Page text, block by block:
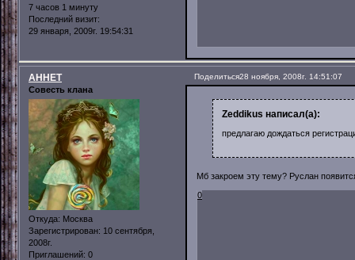
7 часов 1 минуту
Последний визит:
29 января, 2009г. 19:54:31
Поделиться28 ноября, 2008г. 14:51:07
AHHET
Совесть клана
Откуда: Москва
Зарегистрирован: 10 сентября,
2008г.
Приглашений: 0
Zeddikus написал(а):
предлагаю дождаться
Мб закроем эту тему? Руслан
0